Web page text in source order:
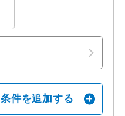
条件を追加する